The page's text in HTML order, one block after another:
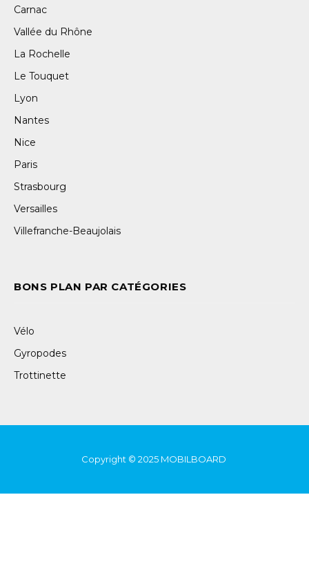
Carnac
Vallée du Rhône
La Rochelle
Le Touquet
Lyon
Nantes
Nice
Paris
Strasbourg
Versailles
Villefranche-Beaujolais
BONS PLAN PAR CATÉGORIES
Vélo
Gyropodes
Trottinette
Copyright © 2025 MOBILBOARD